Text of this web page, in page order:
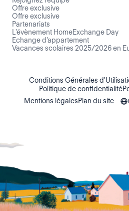
Offre exclusive
Offre exclusive
Partenariats
L'évènement HomeExchange Day
Echange d'appartement
Vacances scolaires 2025/2026 en
Conditions Générales
Politique de confidentialité
Mentions légalesPlan du site